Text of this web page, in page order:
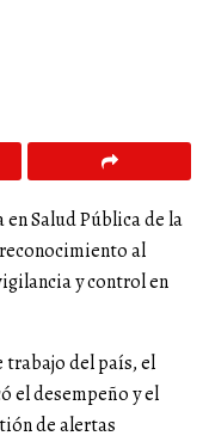
Salud Pública de la
al
y control en
trabajo del país, el
el desempeño y el
de alertas